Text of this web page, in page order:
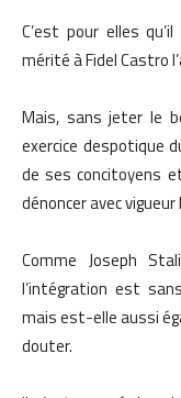
C’est pour elles
mérité à Fidel Castro
Mais, sans jeter le
exercice despotique
de ses concitoyens
dénoncer avec
Comme Joseph
l’intégration est
mais est-elle aussi
douter.